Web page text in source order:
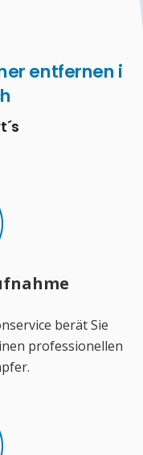
entfernen i
berät Sie
professionellen